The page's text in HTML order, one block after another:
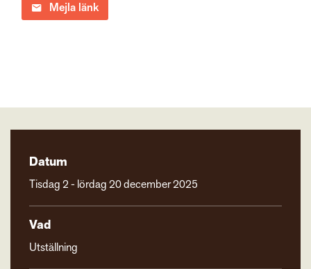
Mejla länk
Datum
Tisdag 2 - lördag 20 december 2025
Vad
Utställning